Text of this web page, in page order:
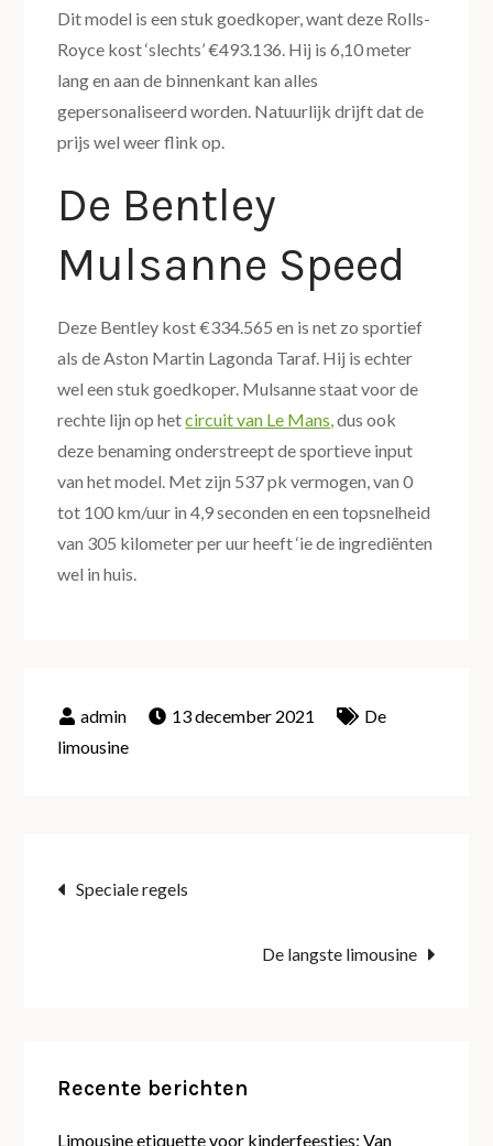
Dit model is een stuk goedkoper, want deze Rolls-
Royce kost ‘slechts’ €493.136. Hij is 6,10 meter
lang en aan de binnenkant kan alles
gepersonaliseerd worden. Natuurlijk drijft dat de
prijs wel weer flink op.
De Bentley
Mulsanne Speed
Deze Bentley kost €334.565 en is net zo sportief
als de Aston Martin Lagonda Taraf. Hij is echter
wel een stuk goedkoper. Mulsanne staat voor de
rechte lijn op hetcircuit van Le Mans,dus ook
deze benaming onderstreept de sportieve input
van het model. Met zijn 537 pk vermogen, van 0
tot 100 km/uur in 4,9 seconden en een topsnelheid
van 305 kilometer per uur heeft ‘ie de ingrediënten
wel in huis.
13 december 2021
De
limousine
Bericht
Speciale regels
De langste limousine
Recente berichten
Limousine etiquette voor kinderfeestjes: Van